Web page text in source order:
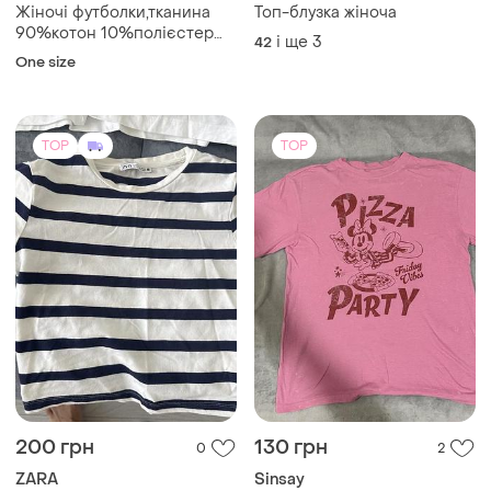
Жіночі футболки,тканина
90%котон 10%полієстер
,обьем грудей до 110см
One size
Топ-блузка жіноча
42 і ще 3
TOP
200 грн 0
ZARA
TOP
130 грн 2
Sinsay